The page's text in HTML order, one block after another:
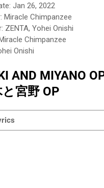
Jan 26, 2022
Miracle Chimpanzee
ZENTA, Yohei Onishi
Chimpanzee
Onishi
AND MIYANO
宮野 OP